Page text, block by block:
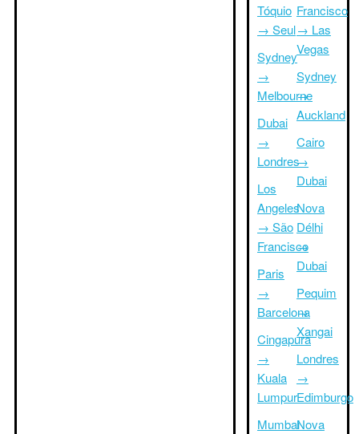
Tóquio
→ Seul
Sydney
→
Melbourne
Dubai
→
Londres
Los
Angeles
→ São
Francisco
Paris
→
Barcelona
Cingapura
→
Kuala
Lumpur
Mumbai
Francisco
→ Las
Vegas
Sydney
→
Auckland
Cairo
→
Dubai
Nova
Délhi
→
Dubai
Pequim
→
Xangai
Londres
→
Edimburgo
Nova